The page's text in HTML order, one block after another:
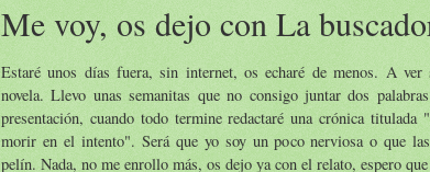
Me voy, os dejo con La
Estaré unos días fuera, sin internet, os echaré de menos. A
novela. Llevo unas semanitas que no consigo juntar dos
presentación, cuando todo termine redactaré una crónica titulada
morir en el intento". Será que yo soy un poco nerviosa o que
pelín. Nada, no me enrollo más, os dejo ya con el relato, espero